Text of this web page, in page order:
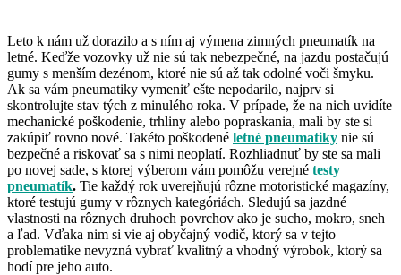
Leto k nám už dorazilo a s ním aj výmena zimných pneumatík na
letné. Keďže vozovky už nie sú tak nebezpečné, na jazdu postačujú
gumy s menším dezénom, ktoré nie sú až tak odolné voči šmyku.
Ak sa vám pneumatiky vymeniť ešte nepodarilo, najprv si
skontrolujte stav tých z minulého roka. V prípade, že na nich uvidíte
mechanické poškodenie, trhliny alebo popraskania, mali by ste si
zakúpiť rovno nové. Takéto poškodené letné pneumatiky nie sú
bezpečné a riskovať sa s nimi neoplatí. Rozhliadnuť by ste sa mali
po novej sade, s ktorej výberom vám pomôžu verejné testy
pneumatík. Tie každý rok uverejňujú rôzne motoristické magazíny,
ktoré testujú gumy v rôznych kategóriách. Sledujú sa jazdné
vlastnosti na rôznych druhoch povrchov ako je sucho, mokro, sneh
a ľad. Vďaka nim si vie aj obyčajný vodič, ktorý sa v tejto
problematike nevyzná vybrať kvalitný a vhodný výrobok, ktorý sa
hodí pre jeho auto.